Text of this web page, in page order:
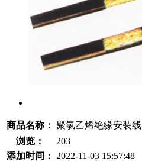
商品名称： 聚氯乙烯绝缘安装线
浏览：
203
添加时间：
2022-11-03 15:57:48